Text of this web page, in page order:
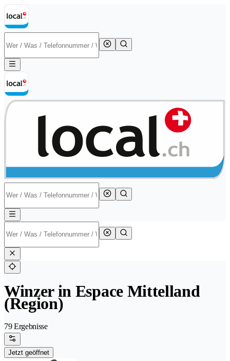
Winzer in Espace Mittelland
(Region)
79 Ergebnisse
Jetzt geöffnet